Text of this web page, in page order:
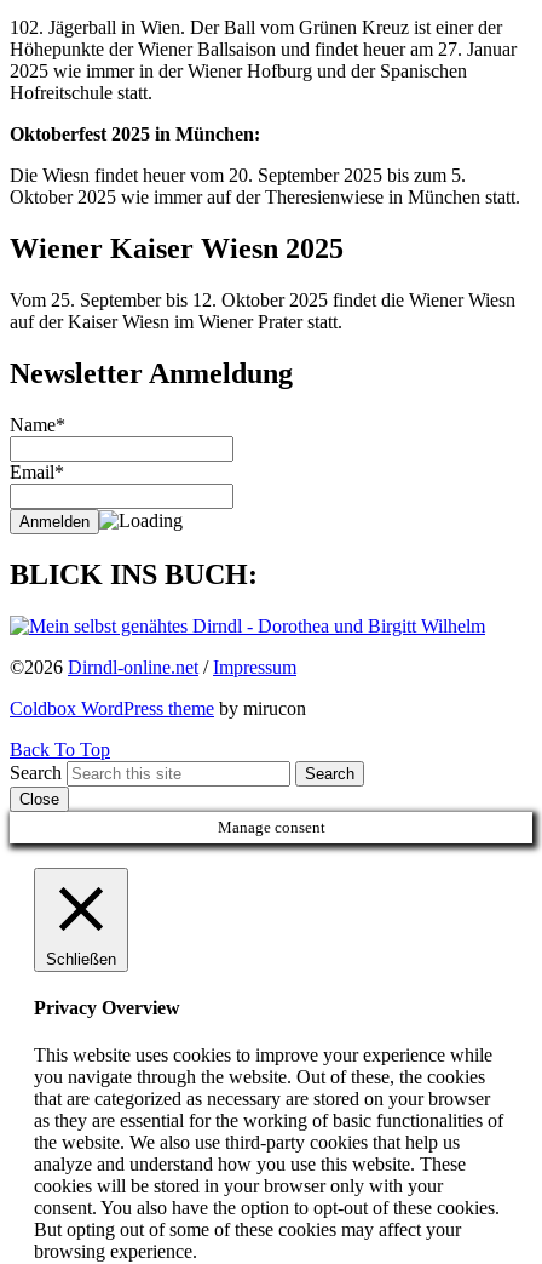
102. Jägerball in Wien. Der Ball vom Grünen Kreuz ist einer der
Höhepunkte der Wiener Ballsaison und findet heuer am 27. Januar
2025 wie immer in der Wiener Hofburg und der Spanischen
Hofreitschule statt.
Oktoberfest 2025 in München:
Die Wiesn findet heuer vom 20. September 2025 bis zum 5.
Oktober 2025 wie immer auf der Theresienwiese in München statt.
Wiener Kaiser Wiesn 2025
Vom 25. September bis 12. Oktober 2025 findet die Wiener Wiesn
auf der Kaiser Wiesn im Wiener Prater statt.
Newsletter Anmeldung
Name*
Email*
BLICK INS BUCH:
©2026 Dirndl-online.net /Impressum
Coldbox WordPress theme by mirucon
Back To Top
Search
Search
Close
Manage consent
Schließen
Privacy Overview
This website uses cookies to improve your experience while
you navigate through the website. Out of these, the cookies
that are categorized as necessary are stored on your browser
as they are essential for the working of basic functionalities of
the website. We also use third-party cookies that help us
analyze and understand how you use this website. These
cookies will be stored in your browser only with your
consent. You also have the option to opt-out of these cookies.
But opting out of some of these cookies may affect your
browsing experience.